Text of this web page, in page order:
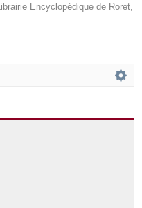
Librairie Encyclopédique de Roret